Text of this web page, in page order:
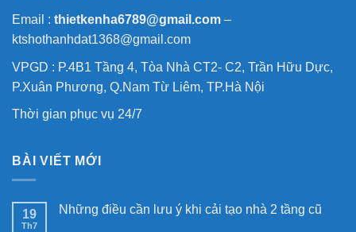
Email : thietkenha6789@gmail.com –
ktshothanhdat1368@gmail.com
VPGD : P.4B1 Tầng 4, Tòa Nhà CT2- C2, Trần Hữu Dực,
P.Xuân Phương, Q.Nam Từ Liêm, TP.Hà Nội
Thời gian phục vụ 24/7
BÀI VIẾT MỚI
19
Th7
Những điều cần lưu ý khi cải tạo nhà 2 tầng cũ